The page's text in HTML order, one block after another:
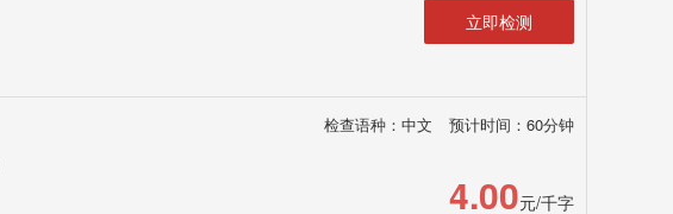
立即检测
检查语种：中文 预计时间：60分钟
4.00元/千字